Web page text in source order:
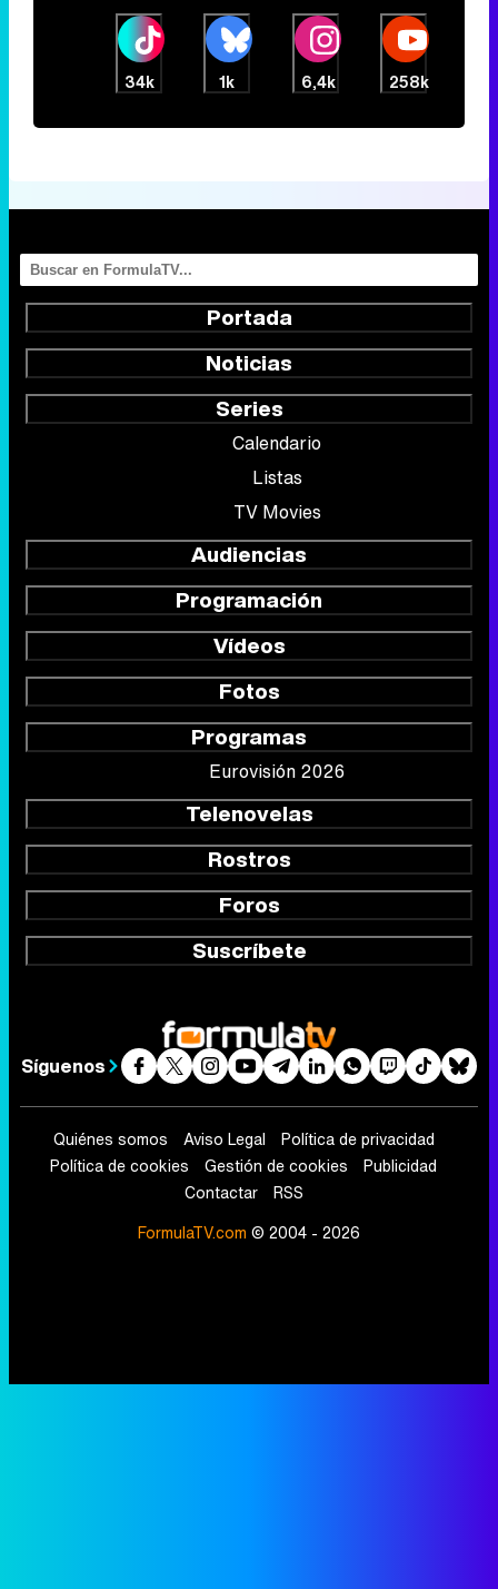
34k 1k 6,4k 258k
Portada
Noticias
Series
Calendario
Listas
TV Movies
Audiencias
Programación
Vídeos
Fotos
Programas
Eurovisión 2026
Telenovelas
Rostros
Foros
Suscríbete
Síguenos
Quiénes somos Aviso Legal
Política de privacidad
Política de cookies
Gestión de cookies
Publicidad
Contactar
RSS
FormulaTV.com © 2004 - 2026